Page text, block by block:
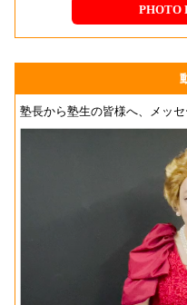
PHOTO
塾長から塾生の皆様へ、メッセ